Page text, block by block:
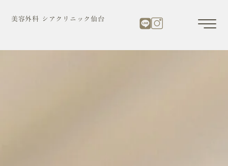
キ
美容外科 シアクリニック仙台